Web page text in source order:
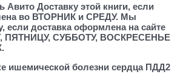
Доставку этой книги, если
во ВТОРНИК и СРЕДУ. Мы
если доставка оформлена на сайте
ПЯТНИЦУ, СУББОТУ, ВОСКРЕСЕНЬЕ
ишемической болезни сердца ПДД2